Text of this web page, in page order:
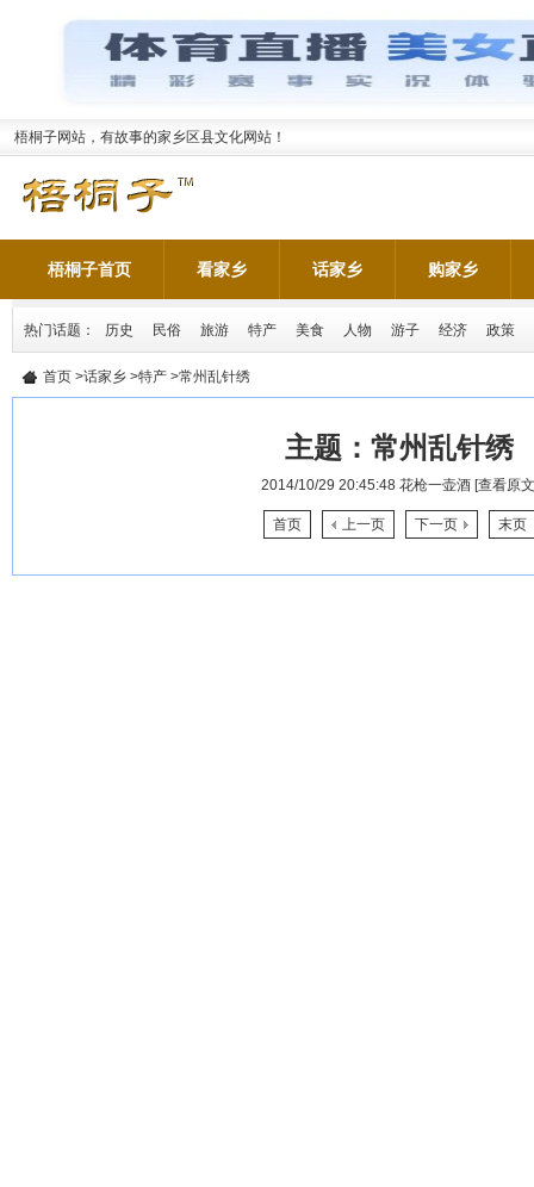
梧桐子网站，有故事的家乡区县文化网站！
梧桐子首页 看家乡 话家乡 购家乡
热门话题： 历史 民俗 旅游 特产 美食 人物 游子 经济 政策
首页 >话家乡 >特产 >常州乱针绣
主题： 常州乱针绣
2014/10/29 20:45:48 花枪一壶酒 [查看原
首页 上一页 下一页 末页